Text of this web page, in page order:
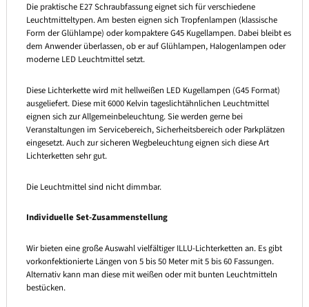
Die praktische E27 Schraubfassung eignet sich für verschiedene
Leuchtmitteltypen. Am besten eignen sich Tropfenlampen (klassische
Form der Glühlampe) oder kompaktere G45 Kugellampen. Dabei bleibt es
dem Anwender überlassen, ob er auf Glühlampen, Halogenlampen oder
moderne LED Leuchtmittel setzt.
Diese Lichterkette wird mit hellweißen LED Kugellampen (G45 Format)
ausgeliefert. Diese mit 6000 Kelvin tageslichtähnlichen Leuchtmittel
eignen sich zur Allgemeinbeleuchtung. Sie werden gerne bei
Veranstaltungen im Servicebereich, Sicherheitsbereich oder Parkplätzen
eingesetzt. Auch zur sicheren Wegbeleuchtung eignen sich diese Art
Lichterketten sehr gut.
Die Leuchtmittel sind nicht dimmbar.
Individuelle Set-Zusammenstellung
Wir bieten eine große Auswahl vielfältiger ILLU-Lichterketten an. Es gibt
vorkonfektionierte Längen von 5 bis 50 Meter mit 5 bis 60 Fassungen.
Alternativ kann man diese mit weißen oder mit bunten Leuchtmitteln
bestücken.